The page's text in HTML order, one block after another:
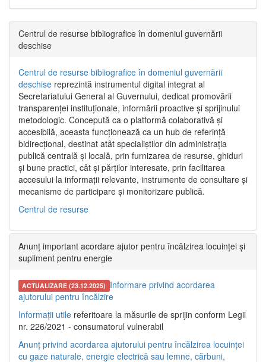
Centrul de resurse bibliografice în domeniul guvernării
deschise
Centrul de resurse bibliografice în domeniul guvernării
deschise reprezintă instrumentul digital integrat al
Secretariatului General al Guvernului, dedicat promovării
transparenței instituționale, informării proactive și sprijinului
metodologic. Concepută ca o platformă colaborativă și
accesibilă, aceasta funcționează ca un hub de referință
bidirecțional, destinat atât specialiștilor din administrația
publică centrală și locală, prin furnizarea de resurse, ghiduri
și bune practici, cât și părților interesate, prin facilitarea
accesului la informații relevante, instrumente de consultare și
mecanisme de participare și monitorizare publică.
Centrul de resurse
Anunț important acordare ajutor pentru încălzirea locuinței și
supliment pentru energie
ACTUALIZARE (23.12.2025) Informare privind acordarea
ajutorului pentru încălzire
Informații utile referitoare la măsurile de sprijin conform Legii
nr. 226/2021 - consumatorul vulnerabil
Anunț privind acordarea ajutorului pentru încălzirea locuinței
cu gaze naturale, energie electrică sau lemne, cărbuni,